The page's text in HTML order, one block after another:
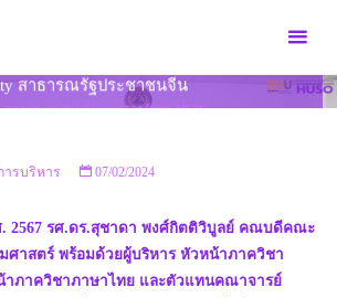
สาธารณรัฐประชาชนจีน
การประชุมร่วมกับคณาจารย์จาก JILIN
ารบริหาร 07/02/2024
2567 รศ.ดร.สุชาดา พงศ์กิตติวิบูลย์ คณบดีคณะ
ศาสตร์ พร้อมด้วยผู้บริหาร หัวหน้าภาควิชา
าภาควิชาภาษาไทย และตัวแทนคณาจารย์